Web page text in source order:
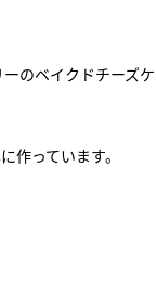
のベイクドチーズケ
作っています。